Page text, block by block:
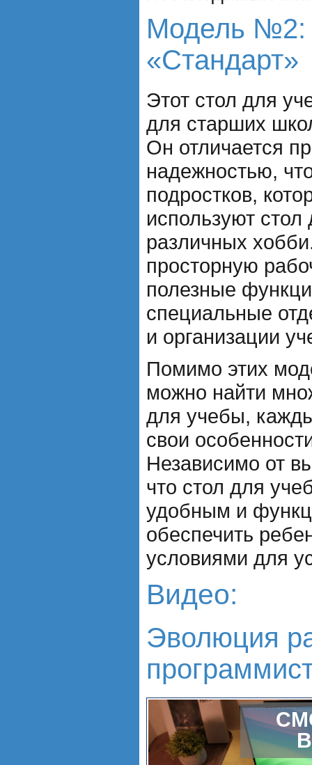
Модель №2:
«Стандарт»
Этот стол для
для старших
Он отличается
надежностью,
подростков,
используют
различных
просторную
полезные
специальные
и организации
Помимо этих
можно найти
для учебы,
свои
Независимо от
что стол для
удобным и
обеспечить
условиями для
Видео:
Эволюция